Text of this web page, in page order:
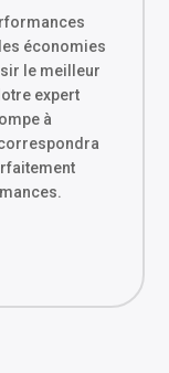
économies
le meilleur
expert
à